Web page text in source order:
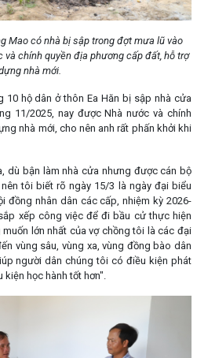
Mao có nhà bị sập trong đợt mưa lũ vào
chính quyền địa phương cấp đất, hỗ trợ
nhà mới.
10 hộ dân ở thôn Ea Hăn bị sập nhà cửa
11/2025, nay được Nhà nước và chính
nhà mới, cho nên anh rất phấn khởi khi
dù bận làm nhà cửa nhưng được cán bộ
tôi biết rõ ngày 15/3 là ngày đại biểu
đồng nhân dân các cấp, nhiệm kỳ 2026-
xếp công việc để đi bầu cử thực hiện
lớn nhất của vợ chồng tôi là các đại
vùng sâu, vùng xa, vùng đồng bào dân
người dân chúng tôi có điều kiện phát
học hành tốt hơn".